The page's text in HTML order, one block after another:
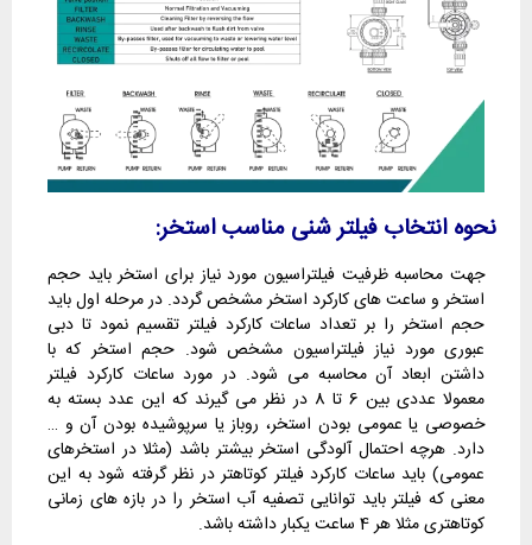
نحوه انتخاب فیلتر شنی مناسب استخر:
جهت محاسبه ظرفیت فیلتراسیون مورد نیاز برای استخر باید حجم
استخر و ساعت های کارکرد استخر مشخص گردد. در مرحله اول باید
حجم استخر را بر تعداد ساعات کارکرد فیلتر تقسیم نمود تا دبی
عبوری مورد نیاز فیلتراسیون مشخص شود. حجم استخر که با
داشتن ابعاد آن محاسبه می شود. در مورد ساعات کارکرد فیلتر
معمولا عددی بین 6 تا 8 در نظر می گیرند که این عدد بسته به
خصوصی یا عمومی بودن استخر، روباز یا سرپوشیده بودن آن و …
دارد. هرچه احتمال آلودگی استخر بیشتر باشد (مثلا در استخرهای
عمومی) باید ساعات کارکرد فیلتر کوتاهتر در نظر گرفته شود به این
معنی که فیلتر باید توانایی تصفیه آب استخر را در بازه های زمانی
کوتاهتری مثلا هر 4 ساعت یکبار داشته باشد.